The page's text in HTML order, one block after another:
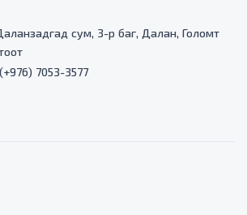
сум, 3-р баг, Далан, Голомт
(+976) 7053-3577